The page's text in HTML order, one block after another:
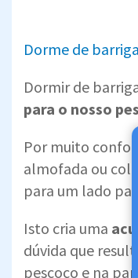
Dorme de
Dormir de
para o nosso
Por muito
almofada ou
para um lado
Isto cria uma
dúvida que
pescoço e na